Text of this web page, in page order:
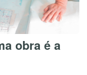
obra é a